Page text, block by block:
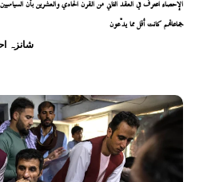
الإحصاء اعترف في العقد الثاني من القرن الحادي والعشرين بأن
جماعاتهم كانت أقل مما يدّعون
شانزہ